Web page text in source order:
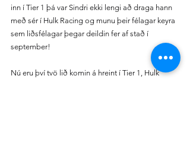
inn í Tier 1 þá var Sindri ekki lengi að draga hann
með sér í Hulk Racing og munu þeir félagar keyra
sem liðsfélagar þegar deildin fer af stað í
september!
Nú eru því tvö lið komin á hreint í Tier 1, Hulk